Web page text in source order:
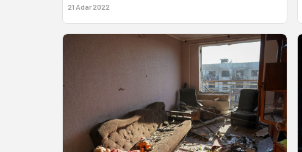
21 Adar 2022